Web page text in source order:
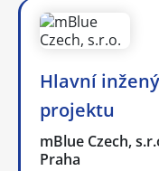
Hlavní
projektu
mBlue Czech,
Praha